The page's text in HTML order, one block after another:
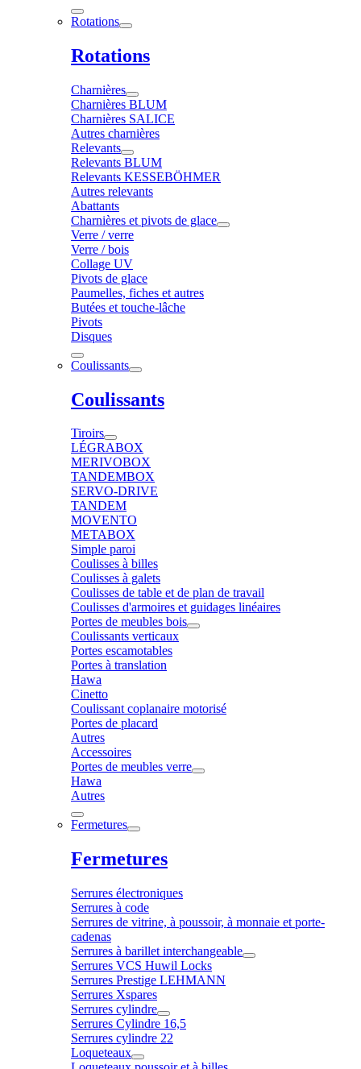
Rotations
Rotations
Charnières
Charnières BLUM
Charnières SALICE
Autres charnières
Relevants
Relevants BLUM
Relevants KESSEBÖHMER
Autres relevants
Abattants
Charnières et pivots de glace
Verre / verre
Verre / bois
Collage UV
Pivots de glace
Paumelles, fiches et autres
Butées et touche-lâche
Pivots
Disques
Coulissants
Coulissants
Tiroirs
LÉGRABOX
MERIVOBOX
TANDEMBOX
SERVO-DRIVE
TANDEM
MOVENTO
METABOX
Simple paroi
Coulisses à billes
Coulisses à galets
Coulisses de table et de plan de travail
Coulisses d'armoires et guidages linéaires
Portes de meubles bois
Coulissants verticaux
Portes escamotables
Portes à translation
Hawa
Cinetto
Coulissant coplanaire motorisé
Portes de placard
Autres
Accessoires
Portes de meubles verre
Hawa
Autres
Fermetures
Fermetures
Serrures électroniques
Serrures à code
Serrures de vitrine, à poussoir, à monnaie et porte-
cadenas
Serrures à barillet interchangeable
Serrures VCS Huwil Locks
Serrures Prestige LEHMANN
Serrures Xspares
Serrures cylindre
Serrures Cylindre 16,5
Serrures cylindre 22
Loqueteaux